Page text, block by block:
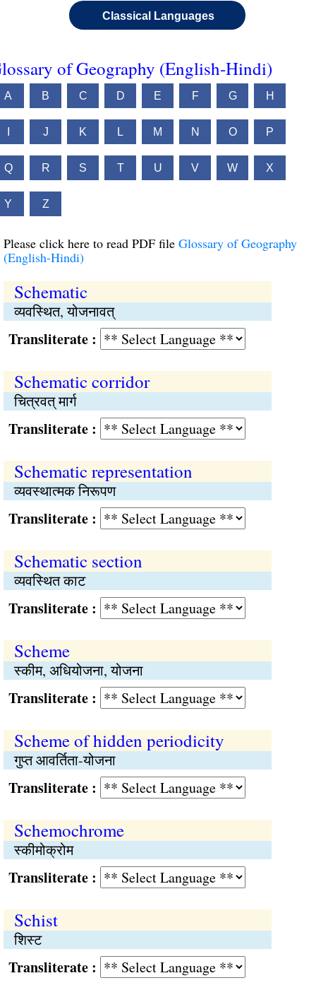
Classical Languages
of Geography (English-Hindi)
A B C D E F G H
J K L M N O P
Q R S T U V W X
Y Z
Please click here to read PDF file Glossary of Geography
(English-Hindi)
Schematic
व्यवस्थित, योजनावत्
:
Schematic corridor
चित्रवत् मार्ग
:
Schematic representation
व्यवस्थात्मक निरूपण
:
Schematic section
व्यवस्थित काट
:
Scheme
स्कीम, अधियोजना, योजना
:
Scheme of hidden periodicity
गुप्त आवर्तिता-योजना
:
Schemochrome
स्कीमोक्रोम
:
Schist
शिस्ट
: